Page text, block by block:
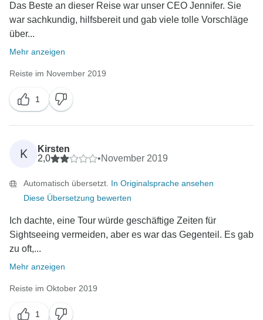
Das Beste an dieser Reise war unser CEO Jennifer. Sie
war sachkundig, hilfsbereit und gab viele tolle Vorschläge
über...
Mehr anzeigen
Reiste im November 2019
1
K
Kirsten
2,0
•November 2019
Automatisch übersetzt. In Originalsprache ansehen
Diese Übersetzung bewerten
Ich dachte, eine Tour würde geschäftige Zeiten für
Sightseeing vermeiden, aber es war das Gegenteil. Es gab
zu oft,...
Mehr anzeigen
Reiste im Oktober 2019
1